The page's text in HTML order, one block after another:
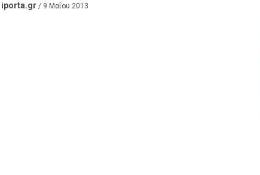
iporta.gr / 9 Μαΐου 2013